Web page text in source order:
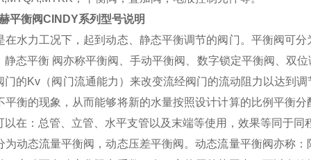
平衡阀CINDY系列型号说明
在水力工况下，起到动态、静态平衡调节的阀门。平衡阀可
静态平衡 阀亦称平衡阀、手动平衡阀、数字锁定平衡阀、双
门的Kv（阀门流通能力）来改变流经阀门的流动阻力以达到
平衡的现象，从而能够将新的水量按照设计计算的比例平衡
以在：总管、立管、水平支管以及末端等使用，效果等同于同
为动态流量平衡阀，动态压差平衡阀。动态流量平衡阀亦称